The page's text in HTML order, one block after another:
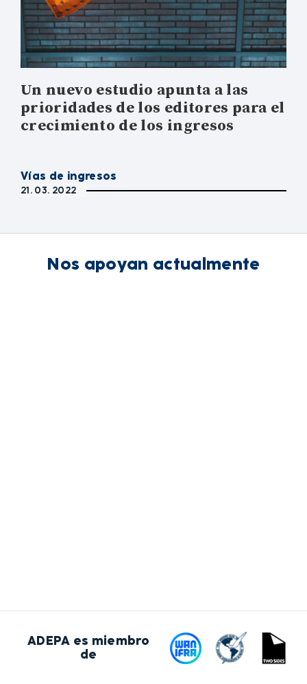
Un nuevo estudio apunta a las
prioridades de los editores para el
crecimiento de los ingresos
Vías de ingresos
21. 03. 2022
Nos apoyan actualmente
ADEPA es miembro
de